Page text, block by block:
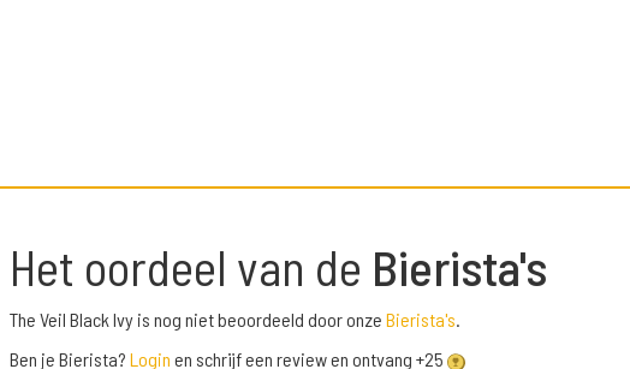
Het oordeel van de Bierista's
The Veil Black Ivy is nog niet beoordeeld door onze Bierista's.
Ben je Bierista? Login en schrijf een review en ontvang +25